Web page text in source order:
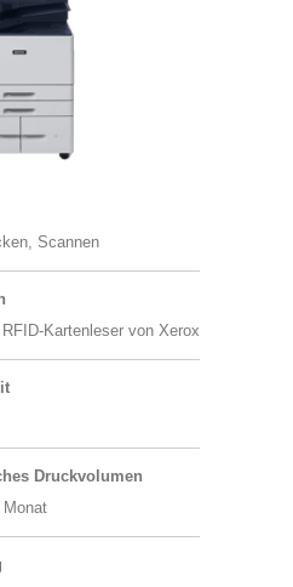
Scannen
Kartenleser von Xerox
Druckvolumen